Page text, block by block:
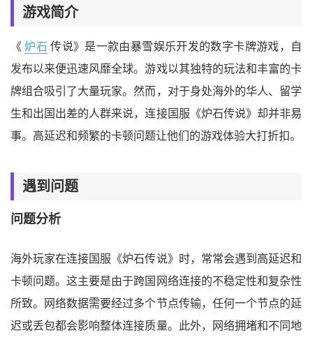
游戏简介
《 炉石 传说》是一款由暴雪娱乐开发的数字卡牌游戏，自
发布以来便迅速风靡全球。游戏以其独特的玩法和丰富的卡
牌组合吸引了大量玩家。然而，对于身处海外的华人、留学
生和出国出差的人群来说，连接国服《炉石传说》却并非易
事。高延迟和频繁的卡顿问题让他们的游戏体验大打折扣。
遇到问题
问题分析
海外玩家在连接国服《炉石传说》时，常常会遇到高延迟和
卡顿问题。这主要是由于跨国网络连接的不稳定性和复杂性
所致。网络数据需要经过多个节点传输，任何一个节点的延
迟或丢包都会影响整体连接质量。此外，网络拥堵和不同地